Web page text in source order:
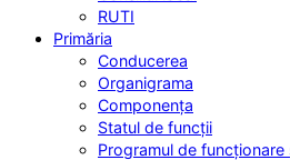
RUTI
Primăria
Conducerea
Organigrama
Componența
Statul de funcții
Programul de funcționare